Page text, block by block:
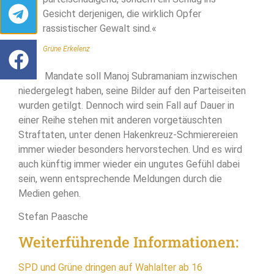
Gesicht derjenigen, die wirklich Opfer
rassistischer Gewalt sind.«
Grüne Erkelenz
Seine Mandate soll Manoj Subramaniam inzwischen
niedergelegt haben, seine Bilder auf den Parteiseiten
wurden getilgt. Dennoch wird sein Fall auf Dauer in
einer Reihe stehen mit anderen vorgetäuschten
Straftaten, unter denen Hakenkreuz-Schmierereien
immer wieder besonders hervorstechen. Und es wird
auch künftig immer wieder ein ungutes Gefühl dabei
sein, wenn entsprechende Meldungen durch die
Medien gehen.
Stefan Paasche
Weiterführende Informationen:
SPD und Grüne dringen auf Wahlalter ab 16